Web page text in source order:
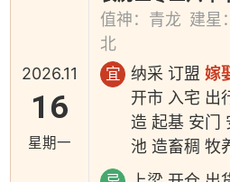
2026.11
16
星期一
值神：青龙 建星
北
宜 纳采 订盟嫁
开市 入宅 出
造 起基 安门
池 造畜稠 牧